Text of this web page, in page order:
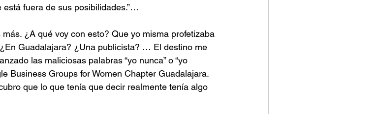
fuera de sus posibilidades.”…
¿A qué voy con esto? Que yo misma profetizaba
Guadalajara? ¿Una publicista? … El destino me
las maliciosas palabras “yo nunca” o “yo
Business Groups for Women Chapter Guadalajara.
que lo que tenía que decir realmente tenía algo